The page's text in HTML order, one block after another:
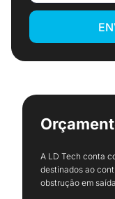
A LD Tech conta
destinados ao
obstrução em